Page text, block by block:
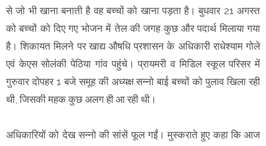
से जो भी खाना बनाती है वह बच्चों को खाना पड़ता है। बुधवार 21 अगस्त
को बच्चों को दिए गए भोजन में तेल की जगह कुछ और पदार्थ मिलाया गया
है। शिकायत मिलने पर खाद्य औषधि प्रशासन के अधिकारी राधेश्याम गोले
एवं केएस साेलंकी पेठिया गांव पहुंचे। प्रायमरी व मिडिल स्कूल परिसर में
गुरुवार दोपहर 1 बजे समूह की अध्यक्ष सन्नो बाई बच्चों को पुलाव खिला रही
थी, जिसकी महक कुछ अलग ही आ रही थी।
अधिकारियाें को देख सन्नो की सांसें फूल गईं। मुस्कराते हुए कहा कि आज